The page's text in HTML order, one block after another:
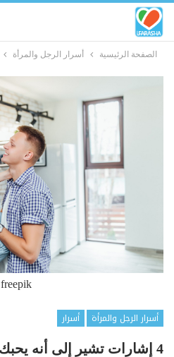
الصفحة الرئيسية أسرار الرجل والمرأة
freepik
أسرار الرجل والمرأة
أسرار
4 إشارات تشير إلى أنه يحبك كثيراً